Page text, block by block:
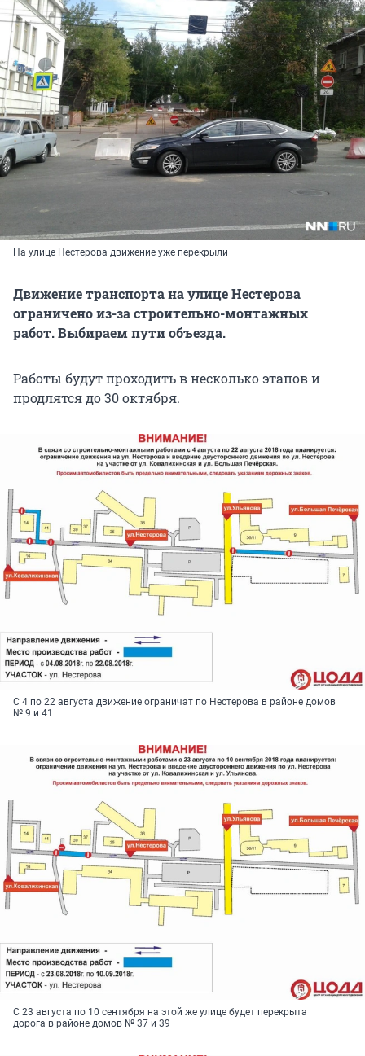
На улице Нестерова движение уже перекрыли
Движение транспорта на улице Нестерова
ограничено из-за строительно-монтажных
работ. Выбираем пути объезда.
Работы будут проходить в несколько этапов и
продлятся до 30 октября.
С 4 по 22 августа движение ограничат по Нестерова в районе домов
№ 9 и 41
С 23 августа по 10 сентября на этой же улице будет перекрыта
дорога в районе домов № 37 и 39